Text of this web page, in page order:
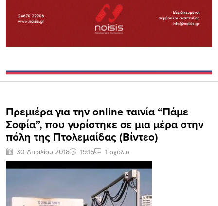
Πρεμιέρα για την online ταινία “Πάμε
Σοφία”, που γυρίστηκε σε μια μέρα στην
πόλη της Πτολεμαίδας (Βίντεο)
30 Απριλίου 2018 19:15 1 σχόλιο